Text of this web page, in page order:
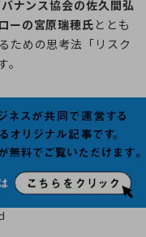
ナンス協会の佐久間弘
ーの宮原瑞穂氏 ととも
ための思考法「リスク